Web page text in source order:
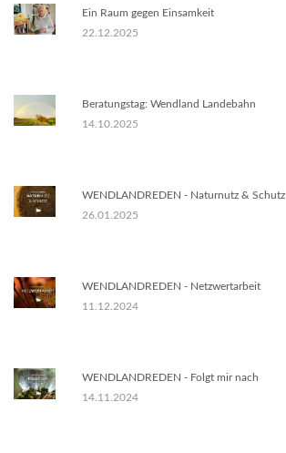
Ein Raum gegen Einsamkeit
22.12.2025
Beratungstag: Wendland Landebahn
14.10.2025
WENDLANDREDEN - Naturnutz & Schutz
26.01.2025
WENDLANDREDEN - Netzwertarbeit
11.12.2024
WENDLANDREDEN - Folgt mir nach
14.11.2024